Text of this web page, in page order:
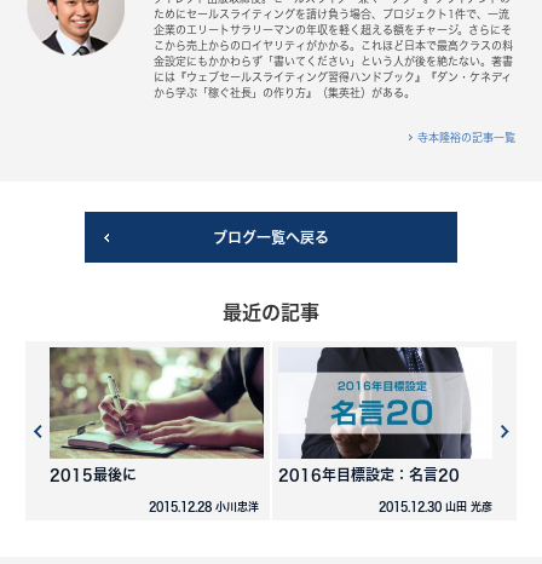
ためにセールスライティングを請け負う場合、プロジェクト1件で、一流
企業のエリートサラリーマンの年収を軽く超える額をチャージ。さらにそ
こから売上からのロイヤリティがかかる。これほど日本で最高クラスの料
金設定にもかかわらず「書いてください」という人が後を絶たない。著書
には『ウェブセールスライティング習得ハンドブック』『ダン・ケネディ
から学ぶ「稼ぐ社長」の作り方』（集英社）がある。
寺本隆裕の記事一覧
ブログ一覧へ戻る
最近の記事
2015最後に
2015.12.28 小川忠洋
2016年目標設定：名言20
2015.12.30 山田 光彦